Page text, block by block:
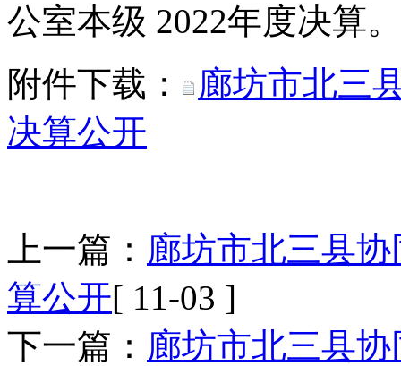
公室本级 2022年度决算。
附件下载：
廊坊市北三
决算公开
上一篇： 廊坊市北三县
算公开[ 11-03 ]
下一篇： 廊坊市北三县